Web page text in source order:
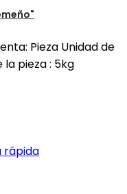
Pieza Unidad de
la pieza : 5kg
rápida